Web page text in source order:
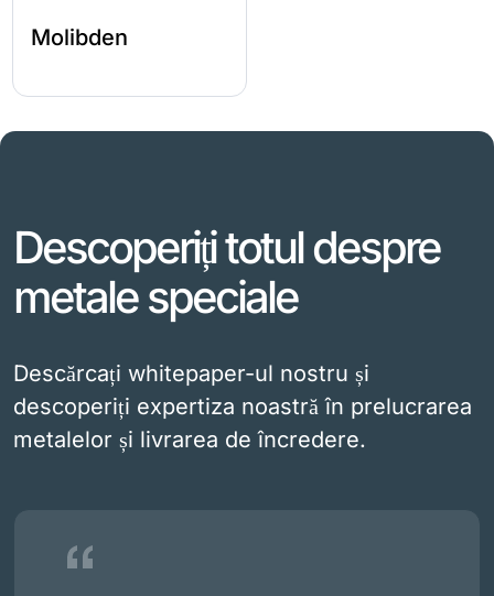
Molibden
Descoperiți totul despre
metale speciale
Descărcați whitepaper-ul nostru și
descoperiți expertiza noastră în prelucrarea
metalelor și livrarea de încredere.